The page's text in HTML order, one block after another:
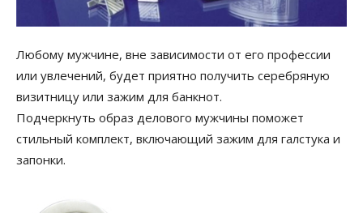
Любому мужчине, вне зависимости от его профессии
или увлечений, будет приятно получить серебряную
визитницу или зажим для банкнот.
Подчеркнуть образ делового мужчины поможет
стильный комплект, включающий зажим для галстука и
запонки.